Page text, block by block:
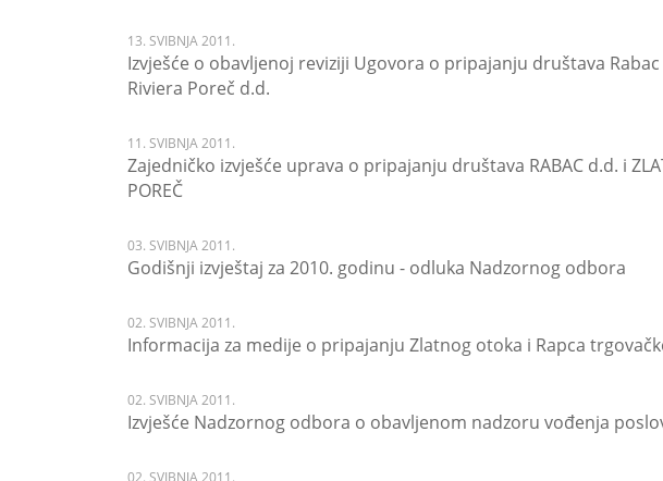
13. SVIBNJA 2011.
Izvješće o obavljenoj reviziji Ugovora o pripajanju društava
Riviera Poreč d.d.
11. SVIBNJA 2011.
Zajedničko izvješće uprava o pripajanju društava RABAC d.d. i
POREČ
03. SVIBNJA 2011.
Godišnji izvještaj za 2010. godinu - odluka Nadzornog odbora
02. SVIBNJA 2011.
Informacija za medije o pripajanju Zlatnog otoka i Rapca
02. SVIBNJA 2011.
Izvješće Nadzornog odbora o obavljenom nadzoru vođenja
02. SVIBNJA 2011.